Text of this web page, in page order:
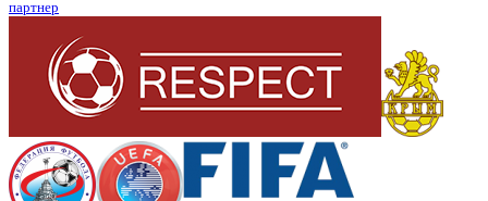
партнер